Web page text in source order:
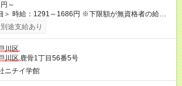
～
＞ 時給：1291～1686円 ※下限額が無資格者の給与
は本採用時と同じです。
途支給あり
川区
川区 鹿骨1丁目56番5号
ニチイ学館